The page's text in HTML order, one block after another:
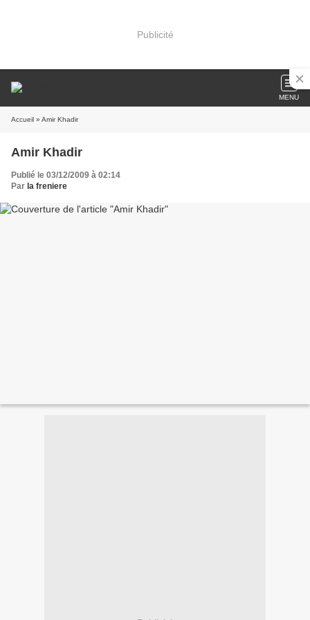
Publicité
MENU
Accueil » Amir Khadir
Amir Khadir
Publié le 03/12/2009 à 02:14
Par la freniere